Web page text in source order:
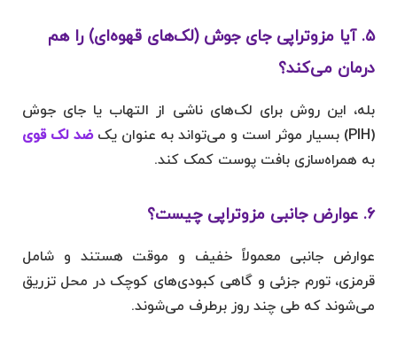
۵. آیا مزوتراپی جای جوش (لک‌های قهوه‌ای) را هم
درمان می‌کند؟
بله، این روش برای لک‌های ناشی از التهاب یا جای جوش
(PIH) بسیار موثر است و می‌تواند به عنوان یک
ضد لک قوی
به همراه‌سازی بافت پوست کمک کند.
۶. عوارض جانبی مزوتراپی چیست؟
عوارض جانبی معمولاً خفیف و موقت هستند و شامل
قرمزی، تورم جزئی و گاهی کبودی‌های کوچک در محل تزریق
می‌شوند که طی چند روز برطرف می‌شوند.